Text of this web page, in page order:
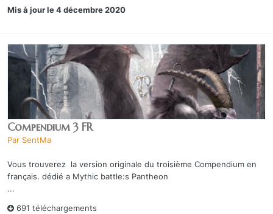
Mis à jourle 4 décembre 2020
Compendium 3 FR
Par SentMa
Vous trouverez la version originale du troisième Compendium en
français. dédié a Mythic battle:s Pantheon
...
691 téléchargements